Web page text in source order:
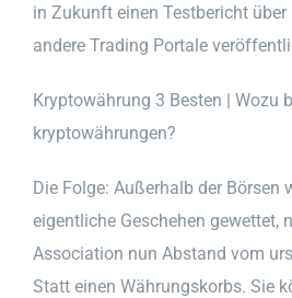
in Zukunft einen Testbericht über
andere Trading Portale
Kryptowährung 3 Besten | Wozu
kryptowährungen?
Die Folge: Außerhalb der Börsen
eigentliche Geschehen gewettet,
Association nun Abstand vom
Statt einen Währungskorbs. Sie